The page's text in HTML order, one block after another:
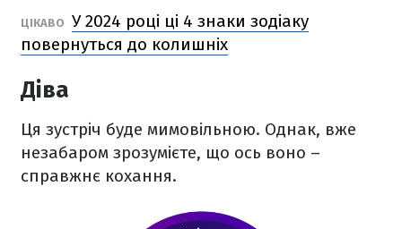
ЦІКАВО У 2024 році ці 4 знаки зодіаку
повернуться до колишніх
Діва
Ця зустріч буде мимовільною. Однак, вже
незабаром зрозумієте, що ось воно –
справжнє кохання.